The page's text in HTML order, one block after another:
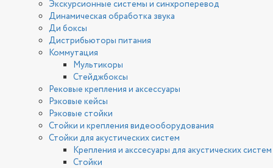
Экскурсионные системы и синхроперевод
Динамическая обработка звука
Ди боксы
Дистрибьюторы питания
Коммутация
Мультикоры
Стейджбоксы
Рековые крепления и аксессуары
Рэковые кейсы
Рэковые стойки
Стойки и крепления видеооборудования
Стойки для акустических систем
Крепления и акссесуары для акустических систем
Стойки